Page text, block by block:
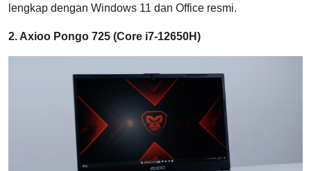
lengkap dengan Windows 11 dan Office resmi.
2. Axioo Pongo 725 (Core i7-12650H)